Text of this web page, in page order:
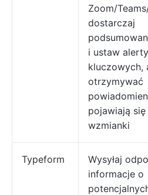
Zoom/
dostarczaj
i ustaw
kluczowych,
otrzymywać
pojawiają
wzmianki
Typeform
Wysyłaj
informacje o